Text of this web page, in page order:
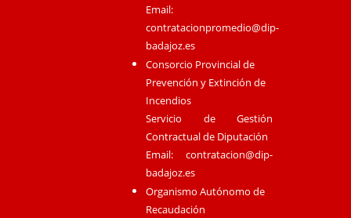
Email:
contratacionpromedio@dip-
badajoz.es
Consorcio Provincial de
Prevención y Extinción de
Incendios
Servicio de Gestión
Contractual de Diputación
Email:contratacion@dip-
badajoz.es
Organismo Autónomo de
Recaudación